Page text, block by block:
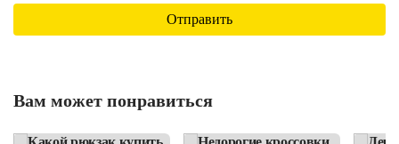
Вам может понравиться